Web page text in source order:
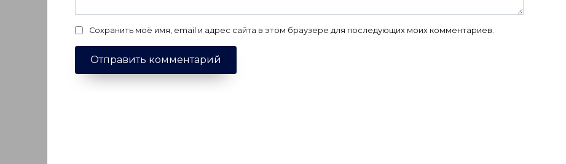
Сохранить моё имя, email и адрес сайта в этом браузере для последующих моих комментариев.